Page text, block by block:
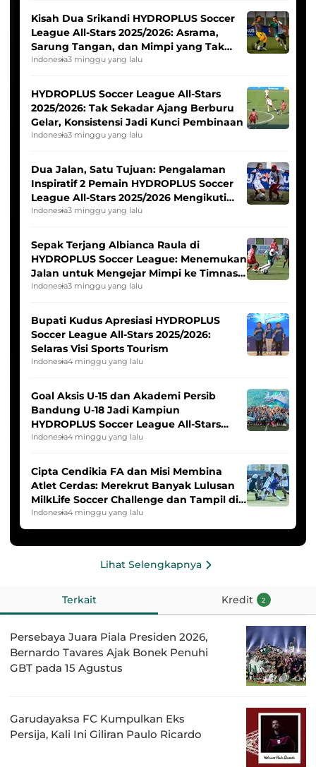
Kisah Dua Srikandi HYDROPLUS Soccer
League All-Stars 2025/2026: Asrama,
Sarung Tangan, dan Mimpi yang Tak
Pernah Padam
Indonesia3 minggu yang lalu
HYDROPLUS Soccer League All-Stars
2025/2026: Tak Sekadar Ajang Berburu
Gelar, Konsistensi Jadi Kunci Pembinaan
Indonesia3 minggu yang lalu
Dua Jalan, Satu Tujuan: Pengalaman
Inspiratif 2 Pemain HYDROPLUS Soccer
League All-Stars 2025/2026 Mengikuti
Seleksi Timnas Indonesia Putri
Indonesia3 minggu yang lalu
Sepak Terjang Albianca Raula di
HYDROPLUS Soccer League: Menemukan
Jalan untuk Mengejar Mimpi ke Timnas
Indonesia Putri
Indonesia3 minggu yang lalu
Bupati Kudus Apresiasi HYDROPLUS
Soccer League All-Stars 2025/2026:
Selaras Visi Sports Tourism
Indonesia4 minggu yang lalu
Goal Aksis U-15 dan Akademi Persib
Bandung U-18 Jadi Kampiun
HYDROPLUS Soccer League All-Stars
2025/2026
Indonesia4 minggu yang lalu
Cipta Cendikia FA dan Misi Membina
Atlet Cerdas: Merekrut Banyak Lulusan
MilkLife Soccer Challenge dan Tampil di
HYDROPLUS Soccer League
Indonesia4 minggu yang lalu
Lihat Selengkapnya
Terkait Kredit 2
Persebaya Juara Piala Presiden 2026,
Bernardo Tavares Ajak Bonek Penuhi
GBT pada 15 Agustus
Garudayaksa FC Kumpulkan Eks
Persija, Kali Ini Giliran Paulo Ricardo